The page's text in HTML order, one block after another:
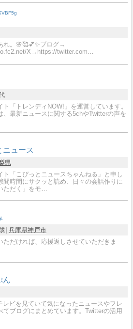
れ。🌸🥰💕✨ブログ→
X→https://twitter.com…
ト「トレンディNOW!」を運営しています。
、最新ニュースに関する5chやTwitterの声を
ニュース
県
ト「こぴっとニュースちゃんねる」と申し
間時間にサクッと読め、日々の会話作りに
ただく」をモ…
兵庫県神戸市
ただければ、応援返しさせていただきま
ん
レビを見ていて気になったニュースやフレ
てブログにまとめています。Twitterの活用